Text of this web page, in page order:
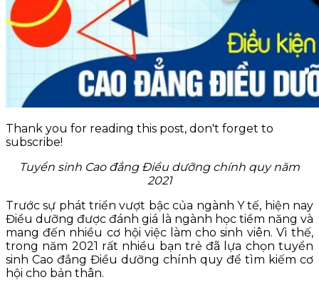
Thank you for reading this post, don't forget to
subscribe!
Tuyển sinh Cao đẳng Điều dưỡng chính quy năm
2021
Trước sự phát triển vượt bậc của ngành Y tế, hiện nay
Điều dưỡng được đánh giá là ngành học tiềm năng và
mang đến nhiều cơ hội việc làm cho sinh viên. Vì thế,
trong năm 2021 rất nhiều bạn trẻ đã lựa chọn tuyển
sinh Cao đẳng Điều dưỡng chính quy để tìm kiếm cơ
hội cho bản thân.